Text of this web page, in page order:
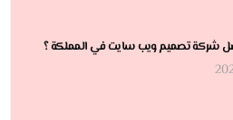
شركة تصميم ويب سايت في المملكة ؟